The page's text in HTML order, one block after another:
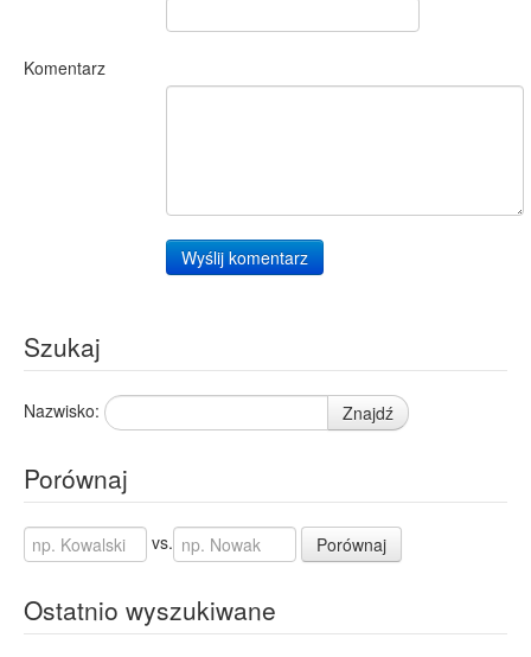
Komentarz
Wyślij komentarz
Szukaj
Nazwisko: Znajdź
Porównaj
vs. Porównaj
Ostatnio wyszukiwane